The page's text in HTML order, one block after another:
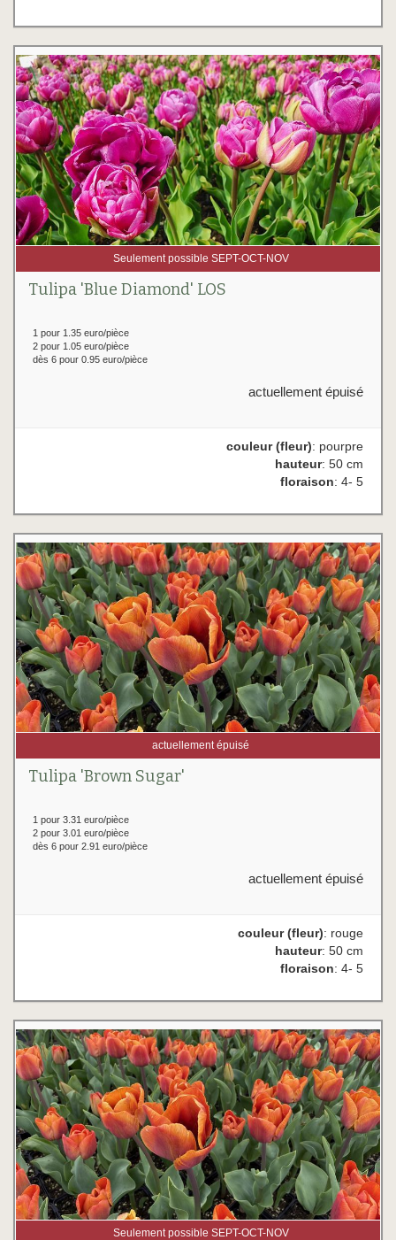
Seulement possible SEPT-OCT-NOV
Tulipa 'Blue Diamond' LOS
1 pour 1.35 euro/pièce
2 pour 1.05 euro/pièce
dès 6 pour 0.95 euro/pièce
actuellement épuisé
couleur (fleur): pourpre
hauteur: 50 cm
floraison: 4- 5
actuellement épuisé
Tulipa 'Brown Sugar'
1 pour 3.31 euro/pièce
2 pour 3.01 euro/pièce
dès 6 pour 2.91 euro/pièce
actuellement épuisé
couleur (fleur): rouge
hauteur: 50 cm
floraison: 4- 5
Seulement possible SEPT-OCT-NOV